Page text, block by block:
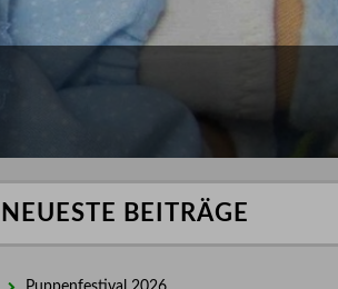
NEUESTE BEITRÄGE